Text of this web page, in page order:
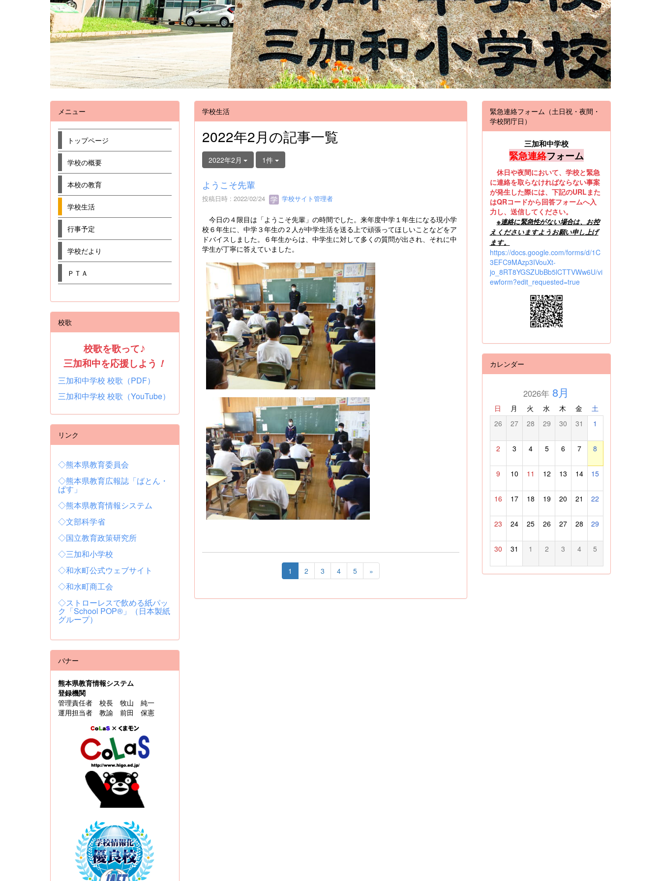
学校生活
2022年2月の記事一覧
2022年2月 1件
ようこそ先輩
投稿日時 : 2022/02/24 学校サイト管理者
今日の４限目は「ようこそ先輩」の時間でした。来年度中学１年生になる現小学
校６年生に、中学３年生の２人が中学生活を送る上で頑張ってほしいことなどをア
ドバイスしました。６年生からは、中学生に対して多くの質問が出され、それに中
学生が丁寧に答えていました。
1 2 3 4 5 »
メニュー
トップページ
学校の概要
本校の教育
学校生活
行事予定
学校だより
ＰＴＡ
校歌
校歌を歌って♪
三加和中を応援しよう ！
三加和中学校 校歌（PDF）
三加和中学校 校歌（YouTube）
リンク
◇熊本県教育委員会
◇熊本県教育広報誌「ばとん・
ぱす」
◇熊本県教育情報システム
◇文部科学省
◇国立教育政策研究所
◇三加和小学校
◇和水町公式ウェブサイト
◇和水町商工会
◇ストローレスで飲める紙パッ
ク「School POP®」（日本製紙
グループ）
バナー
熊本県教育情報システム
登録機関
管理責任者 校長 牧山 純一
運用担当者 教諭 前田 保憲
緊急連絡フォーム（土日祝・夜間・
学校閉庁日）
三加和中学校
緊急連絡フォーム
休日や夜間において、学校と緊急
に連絡を取らなければならない事案
が発生した際には、下記のURLまた
はQRコードから回答フォームへ入
力し、送信してください。
※連絡に緊急性がない場合は、お控
えくださいますようお願い申し上げ
ます。
https://docs.google.com/forms/d/1C
3EFC9MAzp3IVouXt-
jo_8RT8YGSZUbBb5lCTTVWw6U/vi
ewform?edit_requested=true
カレンダー
2026年 8月
日 月 火 水 木 金 土
26 27 28 29 30 31 1
2 3 4 5 6 7 8
9 10 11 12 13 14 15
16 17 18 19 20 21 22
23 24 25 26 27 28 29
30 31 1 2 3 4 5